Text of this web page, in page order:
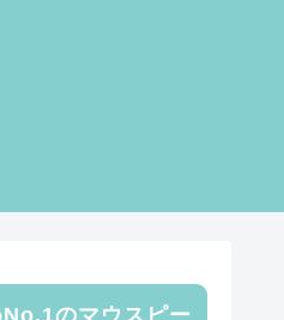
のマウスピー